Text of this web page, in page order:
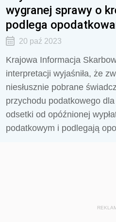
wygranej sprawy o
podlega
20 paź 2023
Krajowa Informacja
interpretacji wyjaśniła, że
niesłusznie pobrane
przychodu podatkowego
odsetki od opóźnionej
podatkowym i podlegają